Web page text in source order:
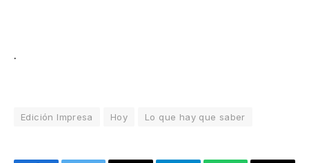
.
Edición Impresa Hoy Lo que hay que saber